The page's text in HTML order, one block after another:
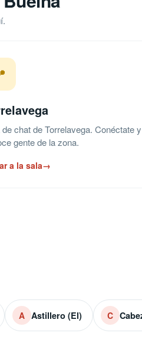
de chat de Torrelavega. Conéctate y
gente de la zona.
a la sala→
A Astillero (El) C